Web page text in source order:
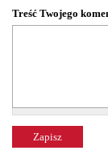
Treść Twojego